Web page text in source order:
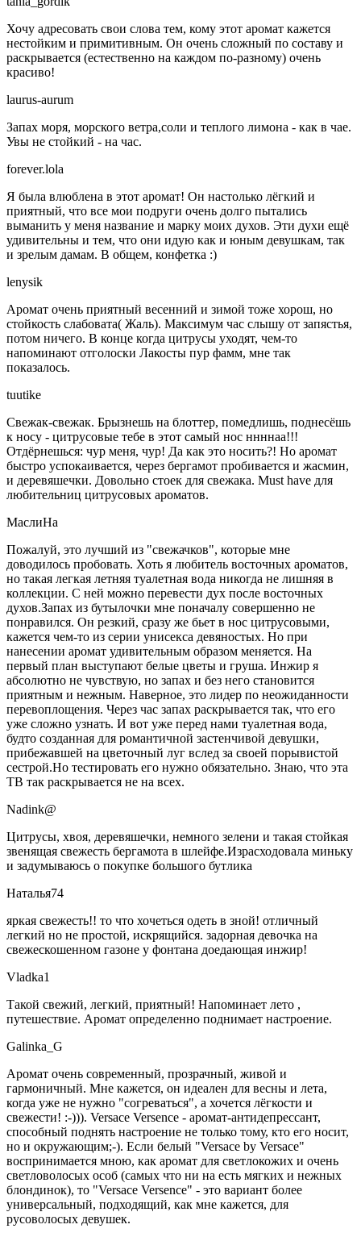
Хочу адресовать свои слова тем, кому этот аромат кажется
нестойким и примитивным. Он очень сложный по составу и
раскрывается (естественно на каждом по-разному) очень
красиво!
laurus-aurum
Запах моря, морского ветра,соли и теплого лимона - как в чае.
Увы не стойкий - на час.
forever.lola
Я была влюблена в этот аромат! Он настолько лёгкий и
приятный, что все мои подруги очень долго пытались
выманить у меня название и марку моих духов. Эти духи ещё
удивительны и тем, что они идую как и юным девушкам, так
и зрелым дамам. В общем, конфетка :)
lenysik
Аромат очень приятный весенний и зимой тоже хорош, но
стойкость слабовата( Жаль). Максимум час слышу от запястья,
потом ничего. В конце когда цитрусы уходят, чем-то
напоминают отголоски Лакосты пур фамм, мне так
показалось.
tuutike
Свежак-свежак. Брызнешь на блоттер, помедлишь, поднесёшь
к носу - цитрусовые тебе в этот самый нос ннннаа!!!
Отдёрнешься: чур меня, чур! Да как это носить?! Но аромат
быстро успокаивается, через бергамот пробивается и жасмин,
и деревяшечки. Довольно стоек для свежака. Must have для
любительниц цитрусовых ароматов.
МаслиНа
Пожалуй, это лучший из "свежачков", которые мне
доводилось пробовать. Хоть я любитель восточных ароматов,
но такая легкая летняя туалетная вода никогда не лишняя в
коллекции. С ней можно перевести дух после восточных
духов.Запах из бутылочки мне поначалу совершенно не
понравился. Он резкий, сразу же бьет в нос цитрусовыми,
кажется чем-то из серии унисекса девяностых. Но при
нанесении аромат удивительным образом меняется. На
первый план выступают белые цветы и груша. Инжир я
абсолютно не чувствую, но запах и без него становится
приятным и нежным. Наверное, это лидер по неожиданности
перевоплощения. Через час запах раскрывается так, что его
уже сложно узнать. И вот уже перед нами туалетная вода,
будто созданная для романтичной застенчивой девушки,
прибежавшей на цветочный луг вслед за своей порывистой
сестрой.Но тестировать его нужно обязательно. Знаю, что эта
ТВ так раскрывается не на всех.
Nadink@
Цитрусы, хвоя, деревяшечки, немного зелени и такая стойкая
звенящая свежесть бергамота в шлейфе.Израсходовала миньку
и задумываюсь о покупке большого бутлика
Наталья74
яркая свежесть!! то что хочеться одеть в зной! отличный
легкий но не простой, искрящийся. задорная девочка на
свежескошенном газоне у фонтана доедающая инжир!
Vladka1
Такой свежий, легкий, приятный! Напоминает лето ,
путешествие. Аромат определенно поднимает настроение.
Galinka_G
Аромат очень современный, прозрачный, живой и
гармоничный. Мне кажется, он идеален для весны и лета,
когда уже не нужно "согреваться", а хочется лёгкости и
свежести! :-))). Versace Versence - аромат-антидепрессант,
способный поднять настроение не только тому, кто его носит,
но и окружающим;-). Если белый "Versace by Versace"
воспринимается мною, как аромат для светлокожих и очень
светловолосых особ (самых что ни на есть мягких и нежных
блондинок), то "Versace Versence" - это вариант более
универсальный, подходящий, как мне кажется, для
русоволосых девушек.